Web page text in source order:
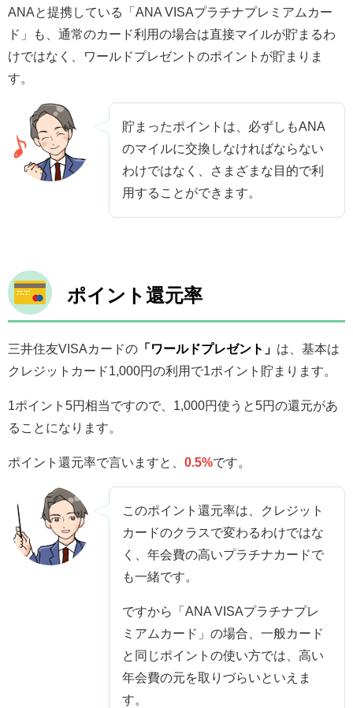
ANAと提携している「ANA VISAプラチナプレミアムカー
ド」も、通常のカード利用の場合は直接マイルが貯まるわ
けではなく、ワールドプレゼントのポイントが貯まりま
す。
貯まったポイントは、必ずしもANA
のマイルに交換しなければならない
わけではなく、さまざまな目的で利
用することができます。
ポイント還元率
三井住友VISAカードの 「ワールドプレゼント」 は、基本は
クレジットカード1,000円の利用で1ポイント貯まります。
1ポイント5円相当ですので、1,000円使うと5円の還元があ
ることになります。
ポイント還元率で言いますと、 0.5%です。
このポイント還元率は、クレジット
カードのクラスで変わるわけではな
く、年会費の高いプラチナカードで
も一緒です。
ですから「ANA VISAプラチナプレ
ミアムカード」の場合、一般カード
と同じポイントの使い方では、高い
年会費の元を取りづらいといえま
す。